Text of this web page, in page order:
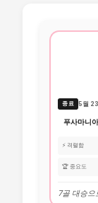
종료 5월
푸사마니
⚡ 격렬함
🏆 중요도
7골 대승